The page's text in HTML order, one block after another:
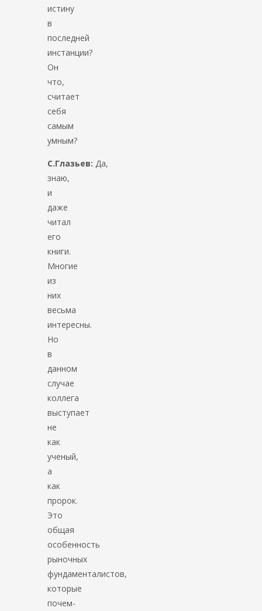
истину
в
последней
инстанции?
Он
что,
считает
себя
самым
умным?
С.Глазьев: Да,
знаю,
и
даже
читал
его
книги.
Многие
из
них
весьма
интересны.
Но
в
данном
случае
коллега
выступает
не
как
ученый,
а
как
пророк.
Это
общая
особенность
рыночных
фундаменталистов,
которые
почем-